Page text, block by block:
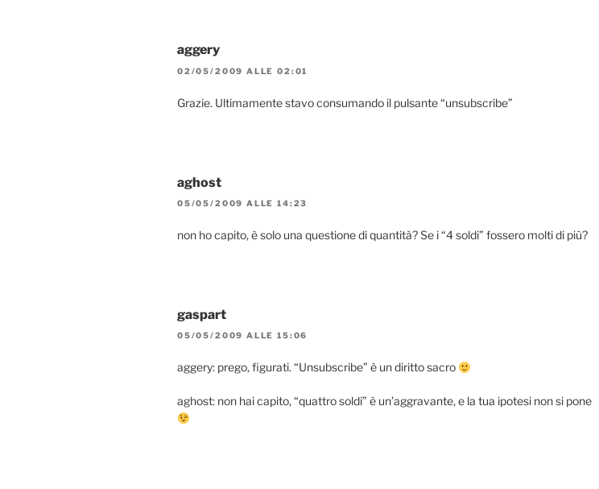
aggery
02/05/2009 ALLE 02:01
Grazie. Ultimamente stavo consumando il pulsante “unsubscribe”
aghost
05/05/2009 ALLE 14:23
non ho capito, è solo una questione di quantità? Se i “4 soldi” fossero molti di più?
gaspart
05/05/2009 ALLE 15:06
aggery: prego, figurati. “Unsubscribe” è un diritto sacro
aghost: non hai capito, “quattro soldi” è un’aggravante, e la tua ipotesi non si pone